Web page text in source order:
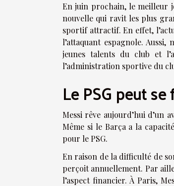
En juin prochain, le meilleur
nouvelle qui ravit les plus
sportif attractif. En effet,
l’attaquant espagnole.
jeunes talents du club et
l’administration sportive du
Le PSG peut
Messi rêve aujourd’hui d’un
Même si le Barça a la
pour le PSG.
En raison de la difficulté de
perçoit annuellement. Par
l’aspect financier. À Paris,